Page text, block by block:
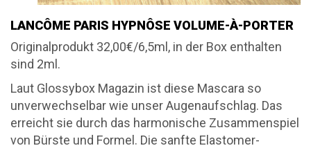
LANCÔME PARIS HYPNÔSE VOLUME-À-PORTER
Originalprodukt 32,00€/6,5ml, in der Box enthalten
sind 2ml.
Laut Glossybox Magazin ist diese Mascara so
unverwechselbar wie unser Augenaufschlag. Das
erreicht sie durch das harmonische Zusammenspiel
von Bürste und Formel. Die sanfte Elastomer-